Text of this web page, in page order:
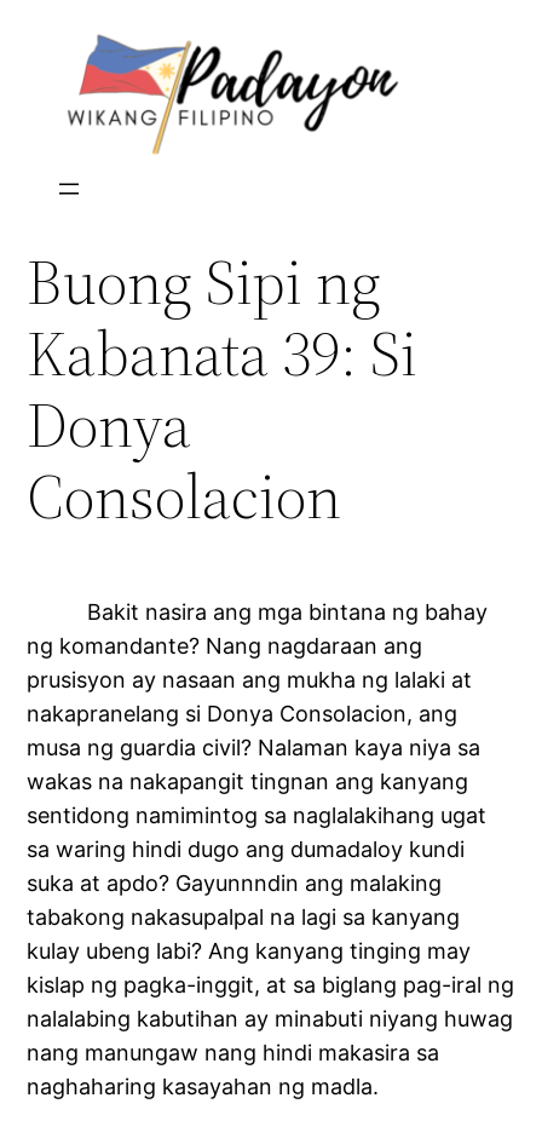
Buong Sipi ng
Kabanata 39: Si
Donya
Consolacion
Bakit nasira ang mga bintana ng bahay
ng komandante? Nang nagdaraan ang
prusisyon ay nasaan ang mukha ng lalaki at
nakapranelang si Donya Consolacion, ang
musa ng guardia civil? Nalaman kaya niya sa
wakas na nakapangit tingnan ang kanyang
sentidong namimintog sa naglalakihang ugat
sa waring hindi dugo ang dumadaloy kundi
suka at apdo? Gayunnndin ang malaking
tabakong nakasupalpal na lagi sa kanyang
kulay ubeng labi? Ang kanyang tinging may
kislap ng pagka-inggit, at sa biglang pag-iral ng
nalalabing kabutihan ay minabuti niyang huwag
nang manungaw nang hindi makasira sa
naghaharing kasayahan ng madla.